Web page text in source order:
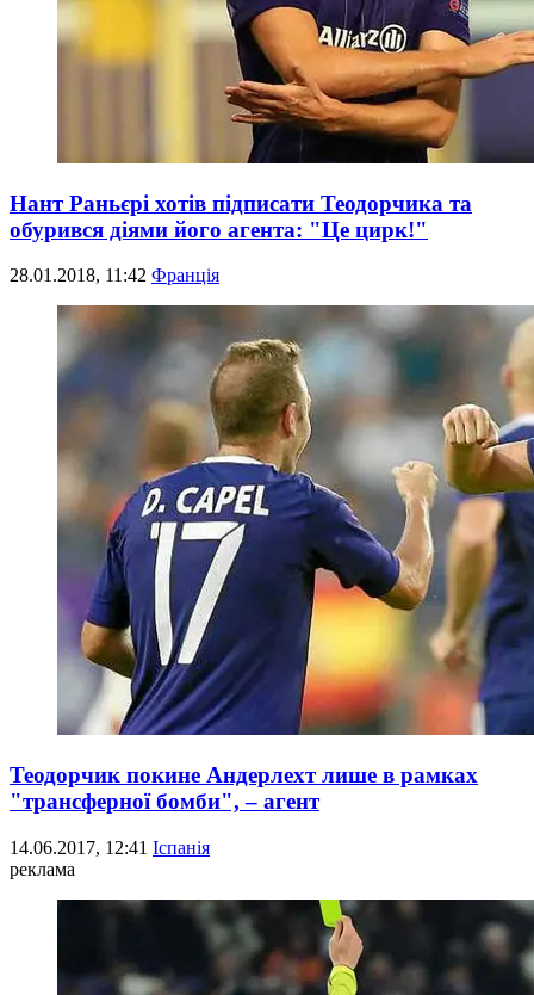
Нант Раньєрі хотів підписати Теодорчика та
обурився діями його агента: "Це цирк!"
28.01.2018, 11:42 Франція
Теодорчик покине Андерлехт лише в рамках
"трансферної бомби", – агент
14.06.2017, 12:41 Іспанія
реклама